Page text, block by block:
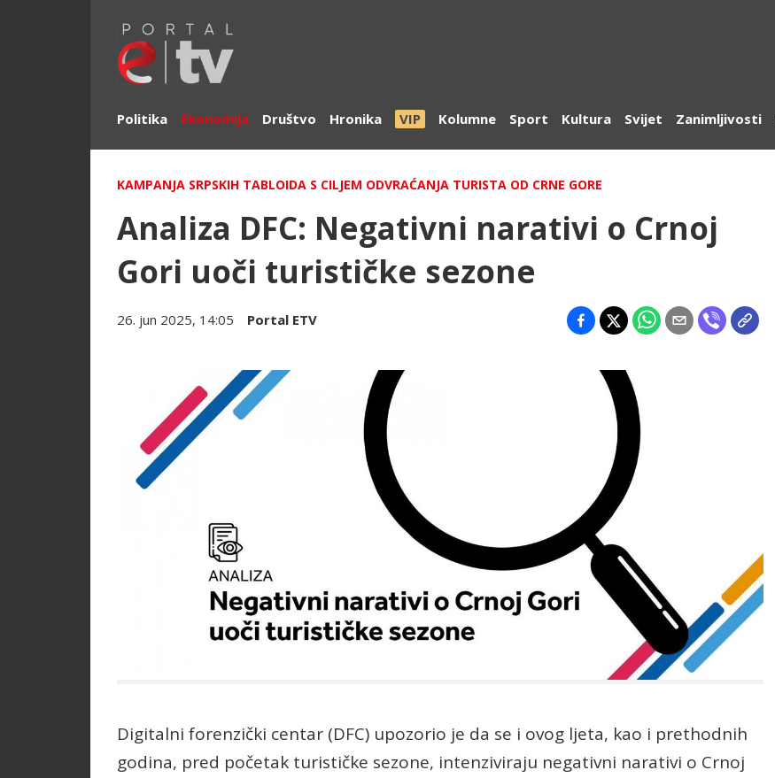
Politika Ekonomija Društvo Hronika VIP Kolumne Sport Kultura Svijet Zanimljivosti
KAMPANJA SRPSKIH TABLOIDA S CILJEM ODVRAĆANJA TURISTA OD CRNE GORE
Analiza DFC: Negativni narativi o Crnoj
Gori uoči turističke sezone
26. jun 2025, 14:05 Portal ETV
Digitalni forenzički centar (DFC) upozorio je da se i ovog ljeta, kao i prethodnih
godina, pred početak turističke sezone, intenziviraju negativni narativi o Crnoj